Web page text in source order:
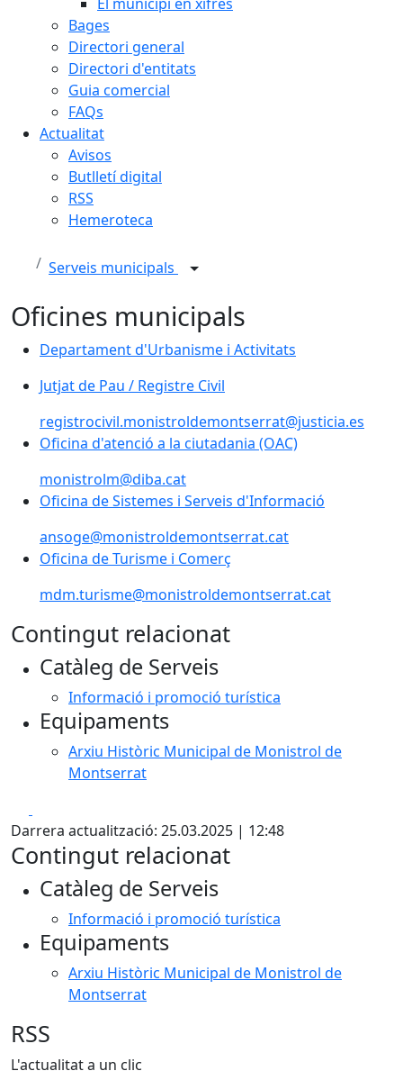
Bages
Directori general
Directori d'entitats
Guia comercial
FAQs
Actualitat
Avisos
Butlletí digital
RSS
Hemeroteca
Serveis municipals
Oficines municipals
Departament d'Urbanisme i Activitats
Jutjat de Pau / Registre Civil
registrocivil.monistroldemontserrat@justicia.es
Oficina d'atenció a la ciutadania (OAC)
monistrolm@diba.cat
Oficina de Sistemes i Serveis d'Informació
ansoge@monistroldemontserrat.cat
Oficina de Turisme i Comerç
Oficina de Turisme i Comerç
mdm.turisme@monistroldemontserrat.cat
Contingut relacionat
Catàleg de Serveis
Informació i promoció turística
Equipaments
Arxiu Històric Municipal de Monistrol de
Montserrat
Darrera actualització: 25.03.2025 | 12:48
Contingut relacionat
Catàleg de Serveis
Informació i promoció turística
Equipaments
Arxiu Històric Municipal de Monistrol de
Montserrat
RSS
L'actualitat a un clic